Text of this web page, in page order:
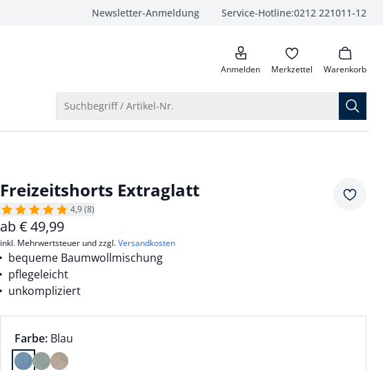
Newsletter-Anmeldung Service-Hotline:0212 221011-12
anrufen
Anmelden Merkzettel Warenkorb
Suchbegriff / Artikel-Nr.
Freizeitshorts Extraglatt
4,9 (8)
ab€49,99
inkl. Mehrwertsteuer und zzgl.Versandkosten
bequeme Baumwollmischung
pflegeleicht
unkompliziert
Farbauswahl:
Farbe: aktuell ausgewählt:
Blau
Farbe Blau ausgewählt